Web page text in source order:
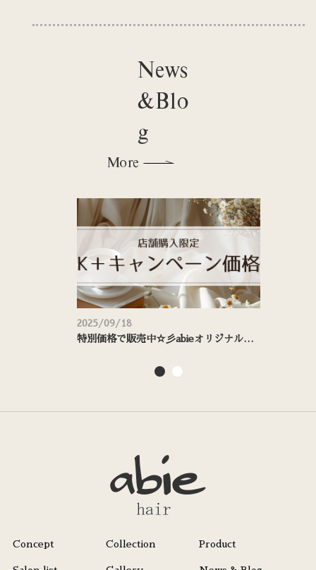
News
&Blo
g
More
2025/09/18
特別価格で販売中☆彡abieオリジナルシャンプー＆トリートメント
Concept Collection Product